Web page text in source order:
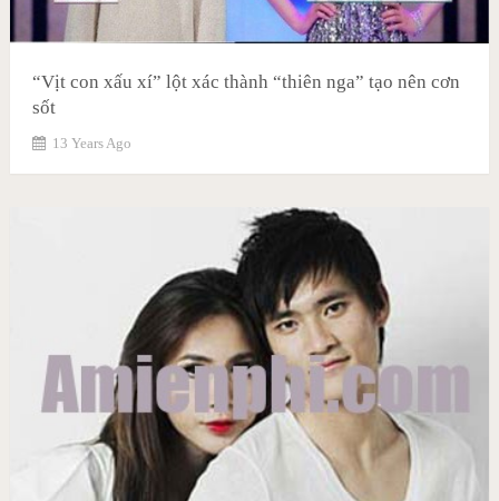
“Vịt con xấu xí” lột xác thành “thiên nga” tạo nên cơn
sốt
13 Years Ago